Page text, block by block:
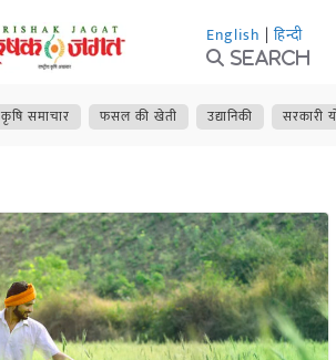
English | हिन्दी
Search
कृषि समाचार फसल की खेती उद्यानिकी सरकारी